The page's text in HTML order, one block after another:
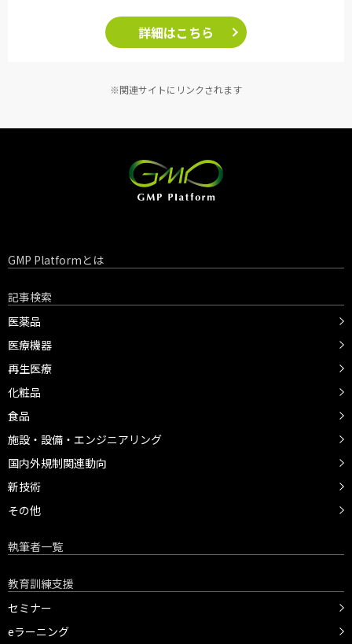
詳細はこちら
※関連サイトにリンクされます
GMP Platformとは
記事検索
医薬品
医療機器
再生医療
化粧品
食品
施設・設備・エンジニアリング
国内外規制関連動向
新技術
その他
執筆者一覧
教育訓練支援
セミナー
eラーニング